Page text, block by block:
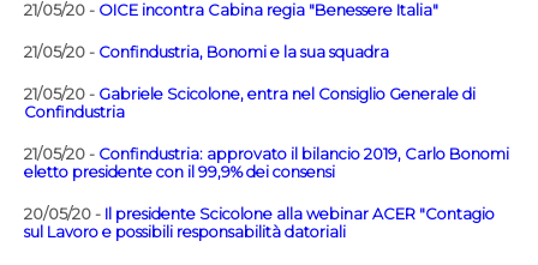
21/05/20 - OICE incontra Cabina regia "Benessere Italia"
21/05/20 - Confindustria, Bonomi e la sua squadra
21/05/20 - Gabriele Scicolone, entra nel Consiglio Generale di
Confindustria
21/05/20 - Confindustria: approvato il bilancio 2019, Carlo Bonomi
eletto presidente con il 99,9% dei consensi
20/05/20 - Il presidente Scicolone alla webinar ACER "Contagio
sul Lavoro e possibili responsabilità datoriali